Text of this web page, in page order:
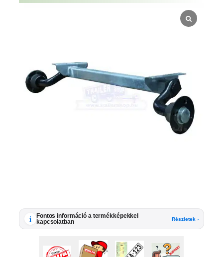
i
Fontos információ a termékképekkel
kapcsolatban
Részletek ›